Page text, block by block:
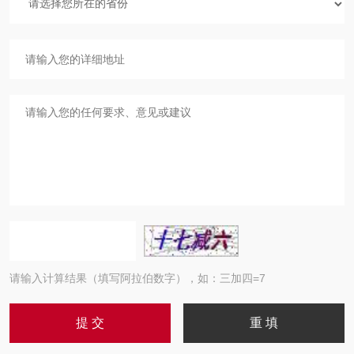
请输入计算结果（填写阿拉伯数字），如：三加四=7